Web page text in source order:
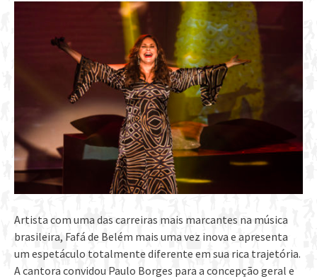
Artista com uma das carreiras mais marcantes na música
brasileira, Fafá de Belém mais uma vez inova e apresenta
um espetáculo totalmente diferente em sua rica trajetória.
A cantora convidou Paulo Borges para a concepção geral e